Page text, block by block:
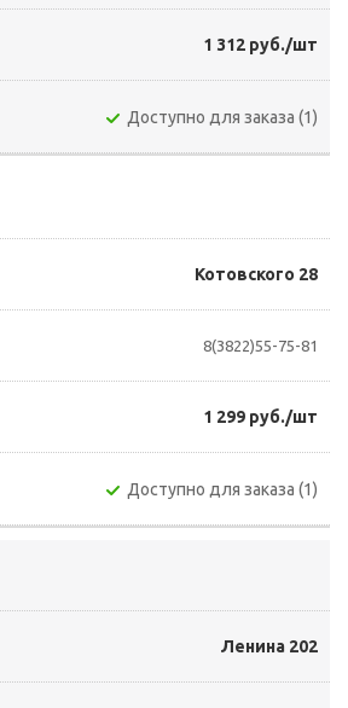
1 312 руб./шт
Доступно для заказа (1)
Котовского 28
8(3822)55-75-81
1 299 руб./шт
Доступно для заказа (1)
Ленина 202